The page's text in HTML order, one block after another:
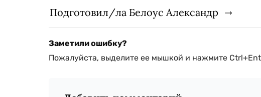
Подготовил/ла Белоус Александр
Заметили ошибку?
Пожалуйста, выделите ее мышкой и нажмите